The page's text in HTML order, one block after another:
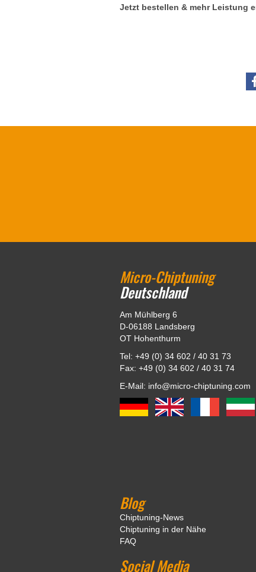
Jetzt bestellen & mehr Leistung
Micro-Chiptuning
Deutschland
Am Mühlberg 6
D-06188 Landsberg
OT Hohenthurm
Tel: +49 (0) 34 602 / 40 31 73
Fax: +49 (0) 34 602 / 40 31 74
E-Mail: info@micro-chiptuning.com
Blog
Chiptuning-News
Chiptuning in der Nähe
FAQ
Social Media